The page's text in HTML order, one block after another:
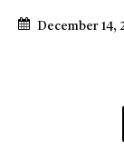
December 14,